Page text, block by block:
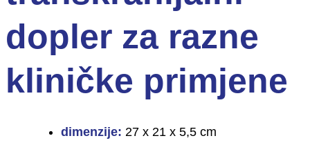
dopler za razne
kliničke primjene
dimenzije: 27 x 21 x 5,5 cm